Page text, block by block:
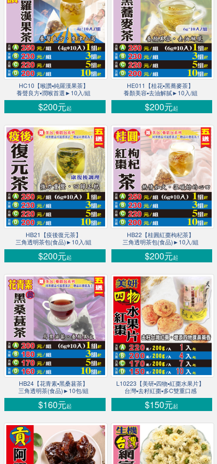
HC10【喉讚▪純羅漢果茶】
養聲良方▪潤喉首選►10入/組
$200元起
HE011【桂花▪黑蕎麥茶】
養顏美容▪去油解膩►10入/組
$200元起
HB21【疫後復元茶】
三角透明茶包(食品)►10入/組
$200元起
HB22【桂圓紅棗枸杞茶】
三角透明茶包(食品)►10入/組
$200元起
HB24【花青素▪黑桑葚茶】
三角透明茶(食品)►10包/組
$160元起
L10223【美研▪四物▪紅棗水果片】
台灣▪去籽紅棗▪多C雙重口感
$150元起